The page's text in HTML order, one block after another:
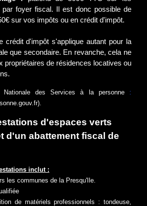
foyer fiscal. Il est donc possible de
sur vos impôts ou en crédit d'impôt.
crédit d'impôt s'applique autant pour la
que secondaire. En revanche, cela ne
propriétaires de résidences locatives ou
Nationale des Services à la personne :
).
d'espaces verts
d'un abattement fiscal de
inclut :
les communes de la Presqu'Ile.
de matériels professionnels : tondeuse,